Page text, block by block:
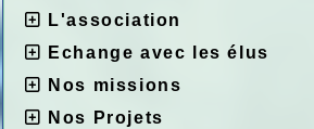
L'association
Echange avec les élus
Nos missions
Nos Projets